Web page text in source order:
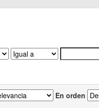
En orden